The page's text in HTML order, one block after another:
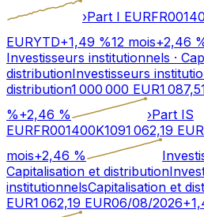
›Part I EUR
EURYTD+1,49 %12 mois+2,46
Investisseurs institutionnels ·
distributionInvestisseurs
distribution1 000 000 EUR1
%+2,46 % ›Part IS
EURFR001400K1091 062,19 EUR
mois+2,46 %
Capitalisation et distribution
institutionnelsCapitalisation et
EUR1 062,19 EUR06/08/2026+